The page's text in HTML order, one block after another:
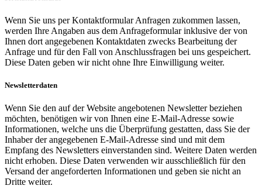
Wenn Sie uns per Kontaktformular Anfragen zukommen lassen,
werden Ihre Angaben aus dem Anfrageformular inklusive der von
Ihnen dort angegebenen Kontaktdaten zwecks Bearbeitung der
Anfrage und für den Fall von Anschlussfragen bei uns gespeichert.
Diese Daten geben wir nicht ohne Ihre Einwilligung weiter.
Newsletterdaten
Wenn Sie den auf der Website angebotenen Newsletter beziehen
möchten, benötigen wir von Ihnen eine E-Mail-Adresse sowie
Informationen, welche uns die Überprüfung gestatten, dass Sie der
Inhaber der angegebenen E-Mail-Adresse sind und mit dem
Empfang des Newsletters einverstanden sind. Weitere Daten werden
nicht erhoben. Diese Daten verwenden wir ausschließlich für den
Versand der angeforderten Informationen und geben sie nicht an
Dritte weiter.